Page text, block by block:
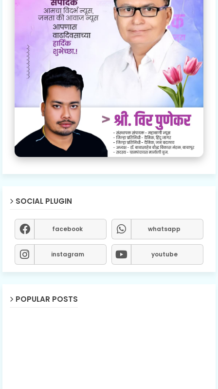
SOCIAL PLUGIN
facebook whatsapp
instagram youtube
POPULAR POSTS